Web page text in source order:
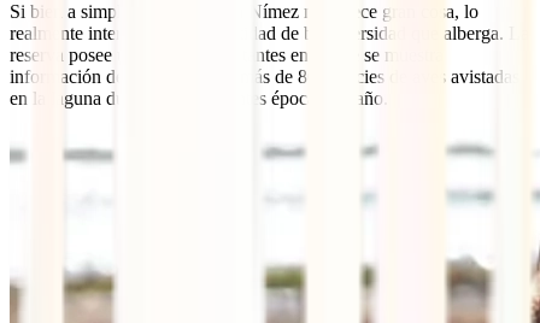
Si bien a simple vista la laguna Nímez no parece gran cosa, lo
realmente interesante es la cantidad de biodiversidad que alberga. La
reserva posee un centro de visitantes en el que se muestra
información de algunas de las más de 80 especies de aves avistadas
en la laguna durante las diferentes épocas del año.